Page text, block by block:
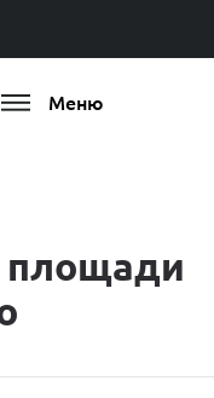
Меню
площади